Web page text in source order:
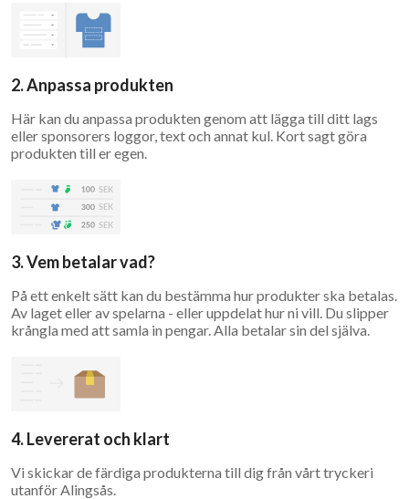
2. Anpassa produkten
Här kan du anpassa produkten genom att lägga till ditt lags
eller sponsorers loggor, text och annat kul. Kort sagt göra
produkten till er egen.
3. Vem betalar vad?
På ett enkelt sätt kan du bestämma hur produkter ska betalas.
Av laget eller av spelarna - eller uppdelat hur ni vill. Du slipper
krångla med att samla in pengar. Alla betalar sin del själva.
4. Levererat och klart
Vi skickar de färdiga produkterna till dig från vårt tryckeri
utanför Alingsås.